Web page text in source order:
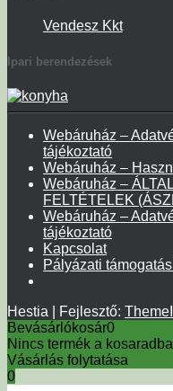
Vendesz Kkt
Ipari berendezések
Webáruház –
tájékoztató
Webáruház –
Webáruház –
FELTÉTELEK
Webáruház –
tájékoztató
Kapcsolat
Pályázati
Hestia | Fejlesztő:
Bevásárlókosár0
Nincs termék a
Vásárlás folytatása
0